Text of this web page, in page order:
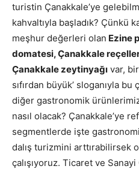
turistin Çanakkale’ye
kahvaltıyla başladık? Çünkü
meşhur değerleri olan Ezine
domatesi, Çanakkale
Çanakkale zeytinyağı var,
sıfırdan büyük’ sloganıyla bu
diğer gastronomik
nasıl olacak? Çanakkale’ye
segmentlerde işte
dalış turizmini arttırabilirsek
çalışıyoruz. Ticaret ve